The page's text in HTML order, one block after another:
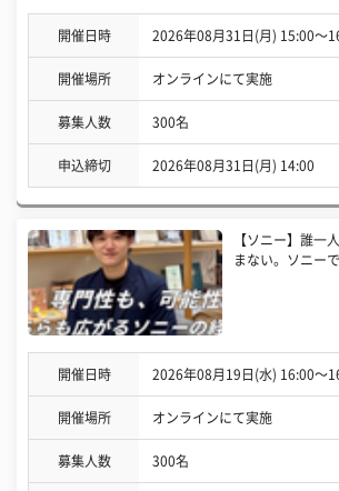
開催日時 2026年08月31日(月) 15:00〜
開催場所 オンラインにて実施
募集人数 300名
申込締切 2026年08月31日(月) 14:00
【ソニー】誰一
まない。ソニーで
開催日時 2026年08月19日(水) 16:00〜
開催場所 オンラインにて実施
募集人数 300名